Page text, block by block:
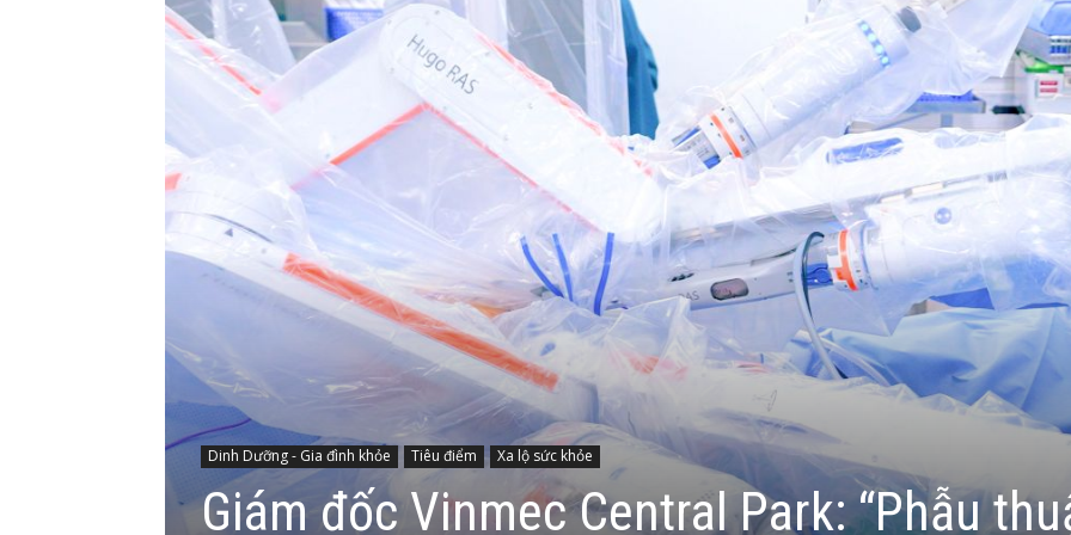
Dinh Dưỡng - Gia đình khỏe Tiêu điểm Xa lộ sức khỏe
Giám đốc Vinmec Central Park: “Phẫu